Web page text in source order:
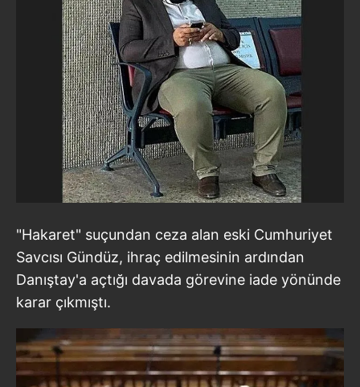
"Hakaret" suçundan ceza alan eski Cumhuriyet
Savcısı Gündüz, ihraç edilmesinin ardından
Danıştay'a açtığı davada görevine iade yönünde
karar çıkmıştı.